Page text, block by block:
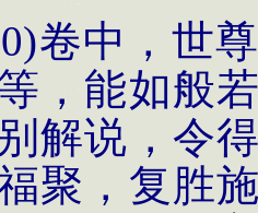
卷中，世
，能如般
解说，令
聚，复胜